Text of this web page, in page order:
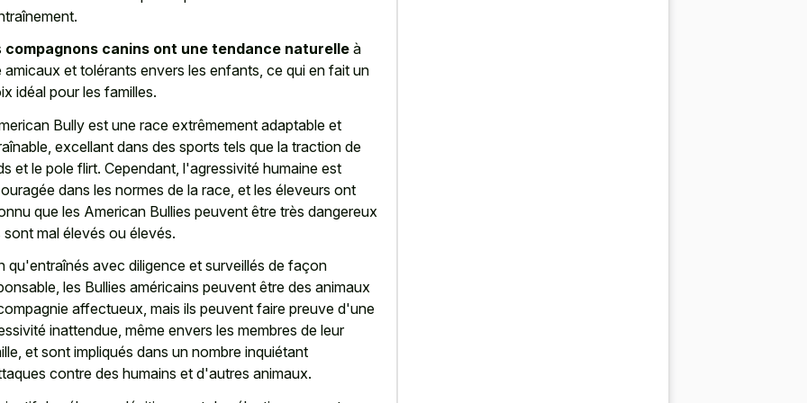
compagnons canins ont une tendance naturelle à
amicaux et tolérants envers les enfants, ce qui en fait un
idéal pour les familles.
Bully est une race extrêmement adaptable et
excellant dans des sports tels que la traction de
et le pole flirt. Cependant, l'agressivité humaine est
dans les normes de la race, et les éleveurs ont
que les American Bullies peuvent être très dangereux
sont mal élevés ou élevés.
qu'entraînés avec diligence et surveillés de façon
les Bullies américains peuvent être des animaux
affectueux, mais ils peuvent faire preuve d'une
inattendue, même envers les membres de leur
et sont impliqués dans un nombre inquiétant
contre des humains et d'autres animaux.